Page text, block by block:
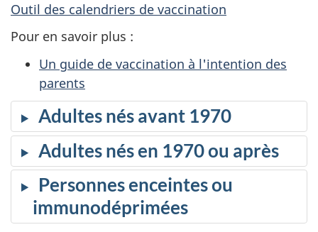
Outil des calendriers de vaccination
Pour en savoir plus :
Un guide de vaccination à l'intention des
parents
Adultes nés avant 1970
Adultes nés en 1970 ou après
Personnes enceintes ou
immunodéprimées